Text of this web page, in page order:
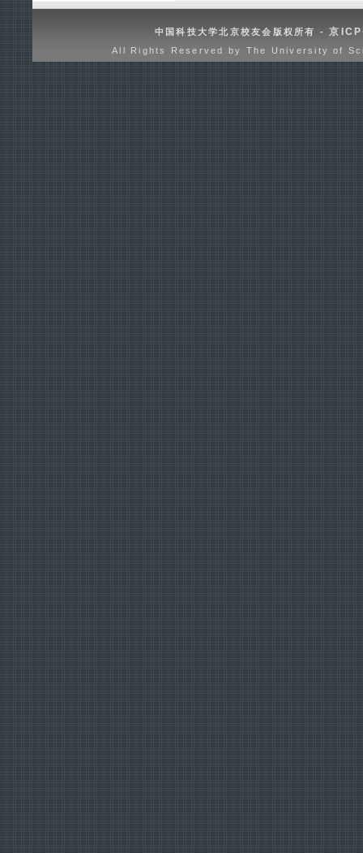
中国科技大学北京校友会版权所有 -京
All Rights Reserved by The University of